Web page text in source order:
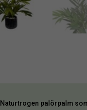
Naturtrogen palörpalm